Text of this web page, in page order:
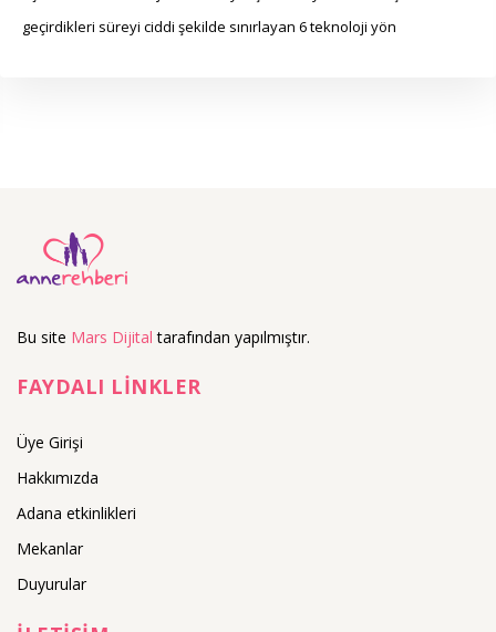
geçirdikleri süreyi ciddi şekilde sınırlayan 6 teknoloji yön
Bu site Mars Dijital tarafından yapılmıştır.
FAYDALI LİNKLER
Üye Girişi
Hakkımızda
Adana etkinlikleri
Mekanlar
Duyurular